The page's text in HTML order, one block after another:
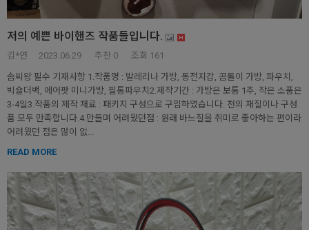
저의 예쁜 바이핸즈 작품들입니다.
김*연 2023.06.29 추천 0 조회 161
솜씨왕 필수 기재사항 1.작품명 : 발레리나 가방, 동전지갑, 곰돌이 가방, 파우치,
빅숄더백, 에어팟 미니가방, 필통파우치2.제작기간 : 가방은 보통 1주, 작은 소품은
3-4일3.작품의 제작 재료 : 패키지 구성으로 구입하였습니다. 천의 재질이나 구성
품 모두 만족합니다.4.만들며 어려웠던점 : 원래 바느질을 취미로 좋아하는 편이라
어려웠던 점은 많이 없...
READ MORE